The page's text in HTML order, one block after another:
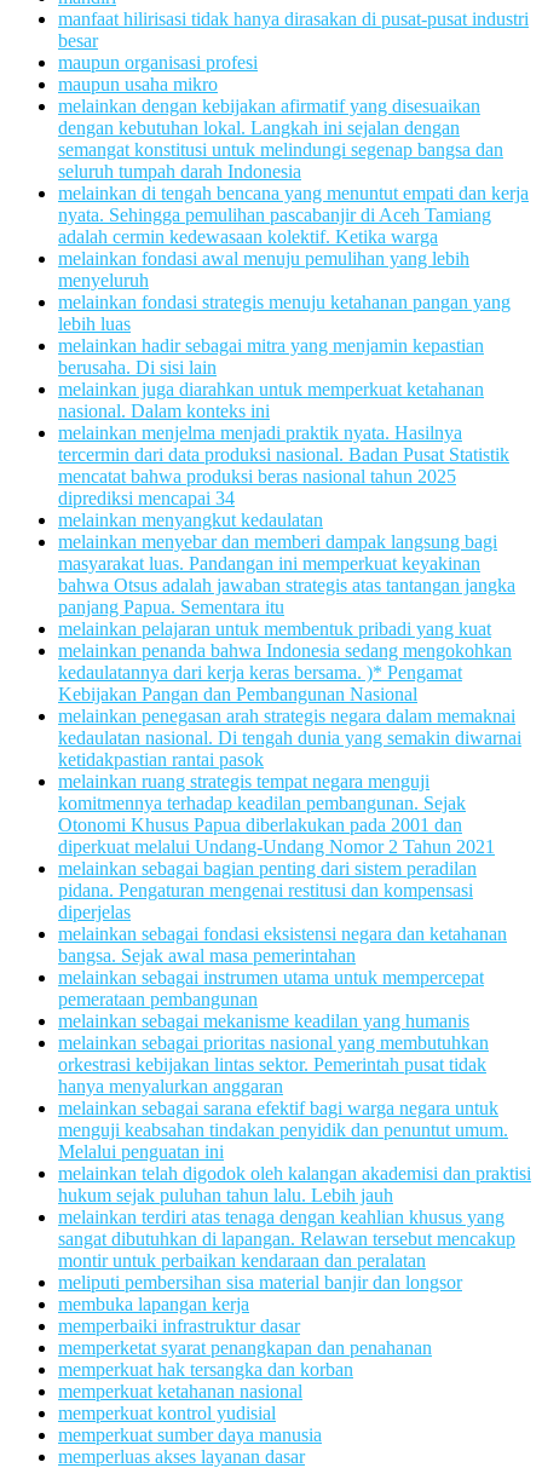
manfaat hilirisasi tidak hanya dirasakan di pusat-pusat industri
besar
maupun organisasi profesi
maupun usaha mikro
melainkan dengan kebijakan afirmatif yang disesuaikan
dengan kebutuhan lokal. Langkah ini sejalan dengan
semangat konstitusi untuk melindungi segenap bangsa dan
seluruh tumpah darah Indonesia
melainkan di tengah bencana yang menuntut empati dan kerja
nyata. Sehingga pemulihan pascabanjir di Aceh Tamiang
adalah cermin kedewasaan kolektif. Ketika warga
melainkan fondasi awal menuju pemulihan yang lebih
menyeluruh
melainkan fondasi strategis menuju ketahanan pangan yang
lebih luas
melainkan hadir sebagai mitra yang menjamin kepastian
berusaha. Di sisi lain
melainkan juga diarahkan untuk memperkuat ketahanan
nasional. Dalam konteks ini
melainkan menjelma menjadi praktik nyata. Hasilnya
tercermin dari data produksi nasional. Badan Pusat Statistik
mencatat bahwa produksi beras nasional tahun 2025
diprediksi mencapai 34
melainkan menyangkut kedaulatan
melainkan menyebar dan memberi dampak langsung bagi
masyarakat luas. Pandangan ini memperkuat keyakinan
bahwa Otsus adalah jawaban strategis atas tantangan jangka
panjang Papua. Sementara itu
melainkan pelajaran untuk membentuk pribadi yang kuat
melainkan penanda bahwa Indonesia sedang mengokohkan
kedaulatannya dari kerja keras bersama. )* Pengamat
Kebijakan Pangan dan Pembangunan Nasional
melainkan penegasan arah strategis negara dalam memaknai
kedaulatan nasional. Di tengah dunia yang semakin diwarnai
ketidakpastian rantai pasok
melainkan ruang strategis tempat negara menguji
komitmennya terhadap keadilan pembangunan. Sejak
Otonomi Khusus Papua diberlakukan pada 2001 dan
diperkuat melalui Undang-Undang Nomor 2 Tahun 2021
melainkan sebagai bagian penting dari sistem peradilan
pidana. Pengaturan mengenai restitusi dan kompensasi
diperjelas
melainkan sebagai fondasi eksistensi negara dan ketahanan
bangsa. Sejak awal masa pemerintahan
melainkan sebagai instrumen utama untuk mempercepat
pemerataan pembangunan
melainkan sebagai mekanisme keadilan yang humanis
melainkan sebagai prioritas nasional yang membutuhkan
orkestrasi kebijakan lintas sektor. Pemerintah pusat tidak
hanya menyalurkan anggaran
melainkan sebagai sarana efektif bagi warga negara untuk
menguji keabsahan tindakan penyidik dan penuntut umum.
Melalui penguatan ini
melainkan telah digodok oleh kalangan akademisi dan praktisi
hukum sejak puluhan tahun lalu. Lebih jauh
melainkan terdiri atas tenaga dengan keahlian khusus yang
sangat dibutuhkan di lapangan. Relawan tersebut mencakup
montir untuk perbaikan kendaraan dan peralatan
meliputi pembersihan sisa material banjir dan longsor
membuka lapangan kerja
memperbaiki infrastruktur dasar
memperketat syarat penangkapan dan penahanan
memperkuat hak tersangka dan korban
memperkuat ketahanan nasional
memperkuat kontrol yudisial
memperkuat sumber daya manusia
memperluas akses layanan dasar